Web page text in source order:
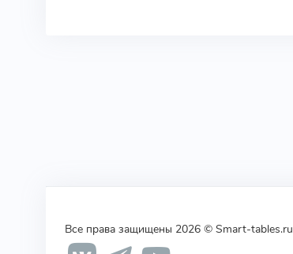
Все права защищены 2026 © Smart-tables.ru